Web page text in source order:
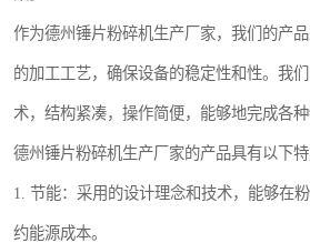
作为德州锤片粉碎机生产厂家，我们的产
的加工工艺，确保设备的稳定性和性。我
术，结构紧凑，操作简便，能够地完成各种
德州锤片粉碎机生产厂家的产品具有以下特
1. 节能：采用的设计理念和技术，能够在
约能源成本。